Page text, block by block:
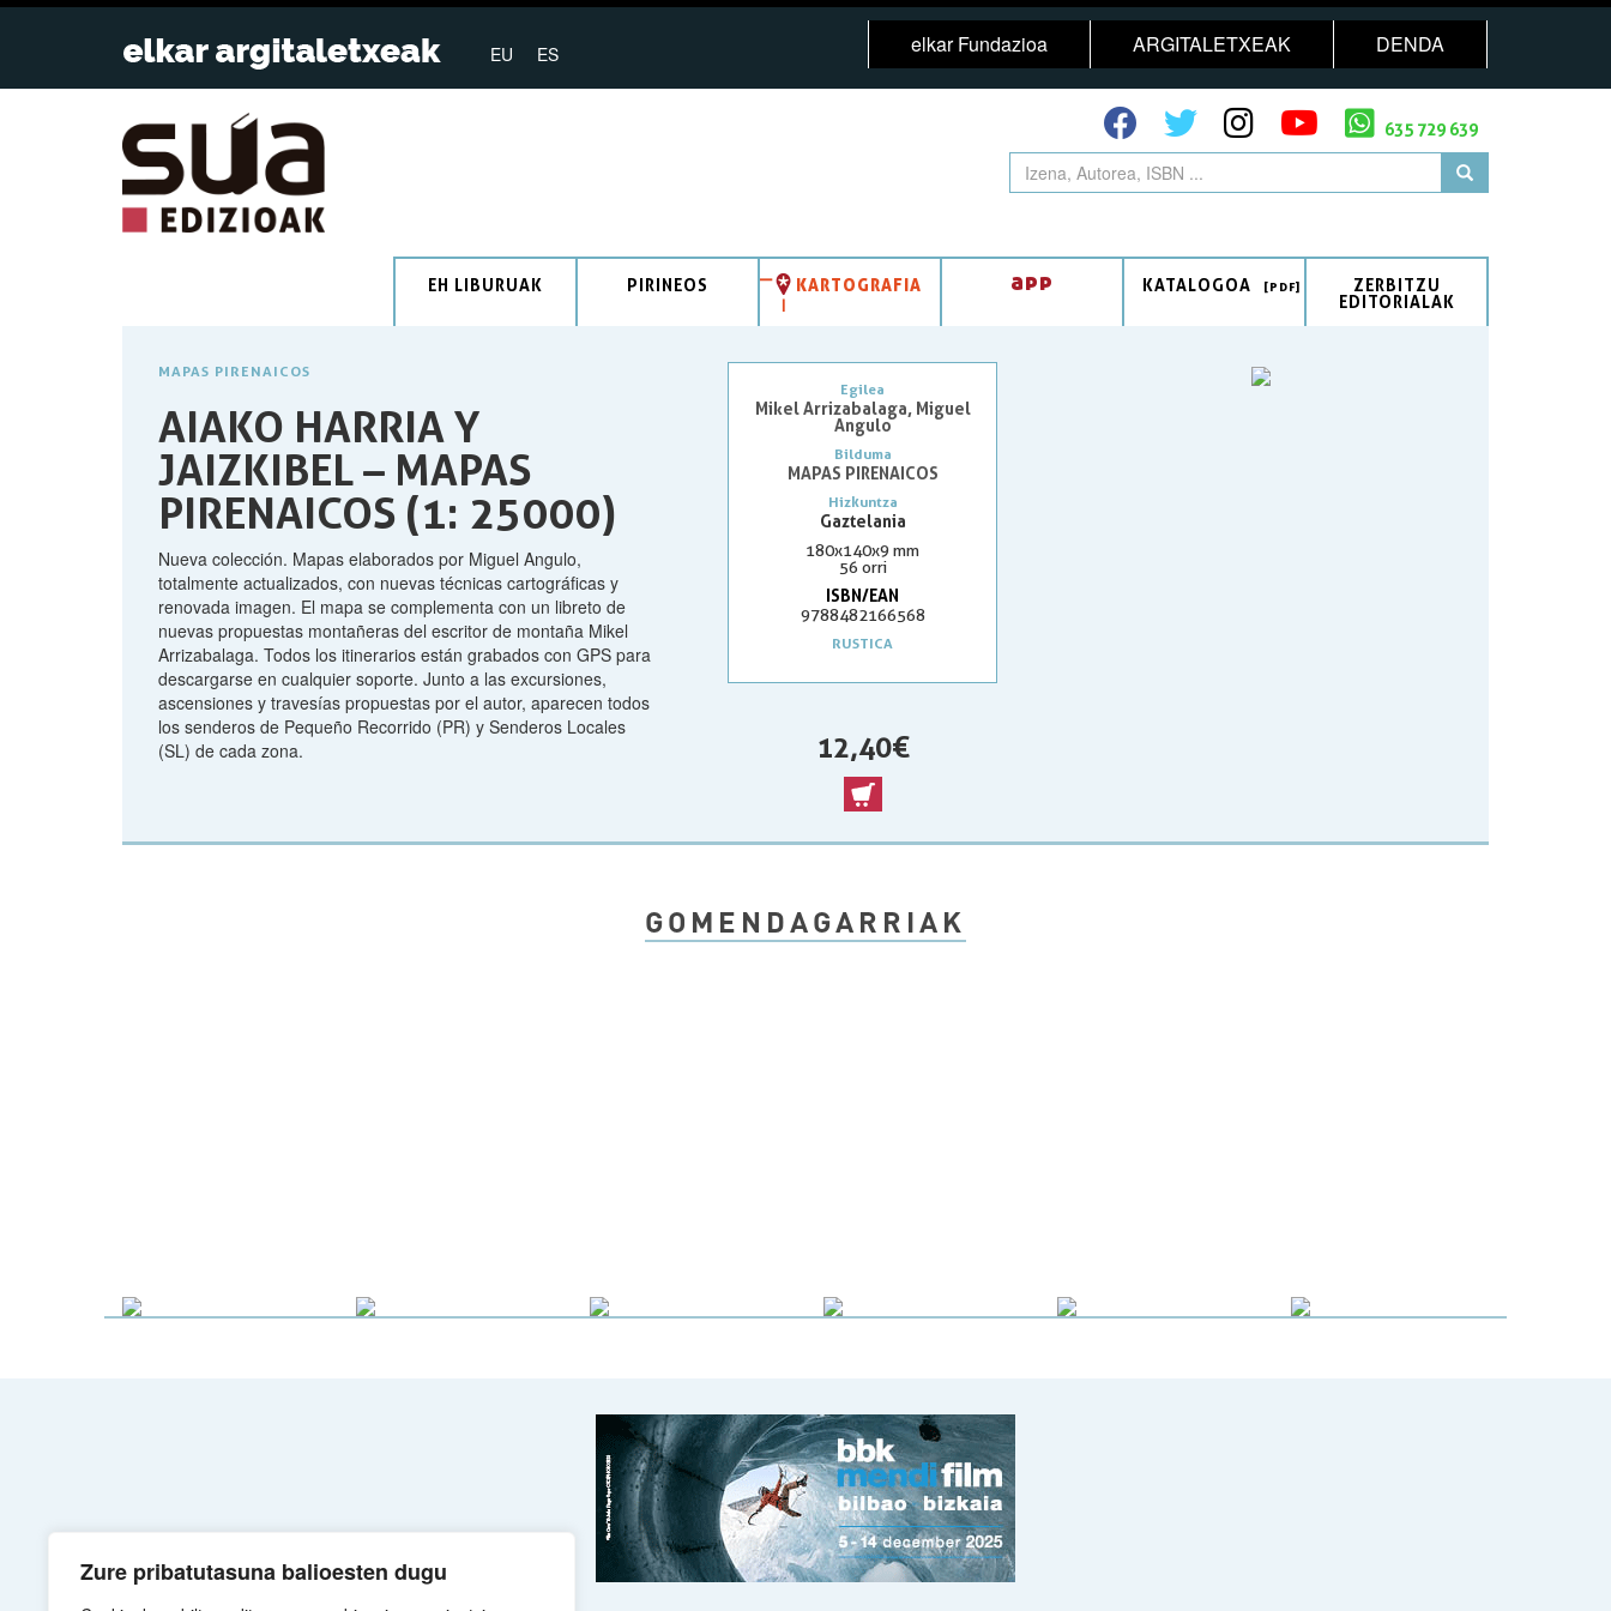
Zure pribatutasuna balioesten dugu
EU ES elkar Fundazioa ARGITALETXEAK DENDA
635 729 639
EH LIBURUAK PIRINEOS KARTOGRAFIA app KATALOGOA
ZERBITZU
EDITORIALAK
MAPAS PIRENAICOS
AIAKO HARRIA Y
JAIZKIBEL – MAPAS
PIRENAICOS (1: 25000)
Nueva colección. Mapas elaborados por Miguel Angulo,
totalmente actualizados, con nuevas técnicas cartográficas y
renovada imagen. El mapa se complementa con un libreto de
nuevas propuestas montañeras del escritor de montaña Mikel
Arrizabalaga. Todos los itinerarios están grabados con GPS para
descargarse en cualquier soporte. Junto a las excursiones,
ascensiones y travesías propuestas por el autor, aparecen todos
los senderos de Pequeño Recorrido (PR) y Senderos Locales
(SL) de cada zona.
Egilea
Mikel Arrizabalaga, Miguel
Angulo
Bilduma
MAPAS PIRENAICOS
Hizkuntza
Gaztelania
180x140x9 mm
56 orri
ISBN/EAN
9788482166568
RUSTICA
12,40 €
GOMENDAGARRIAK